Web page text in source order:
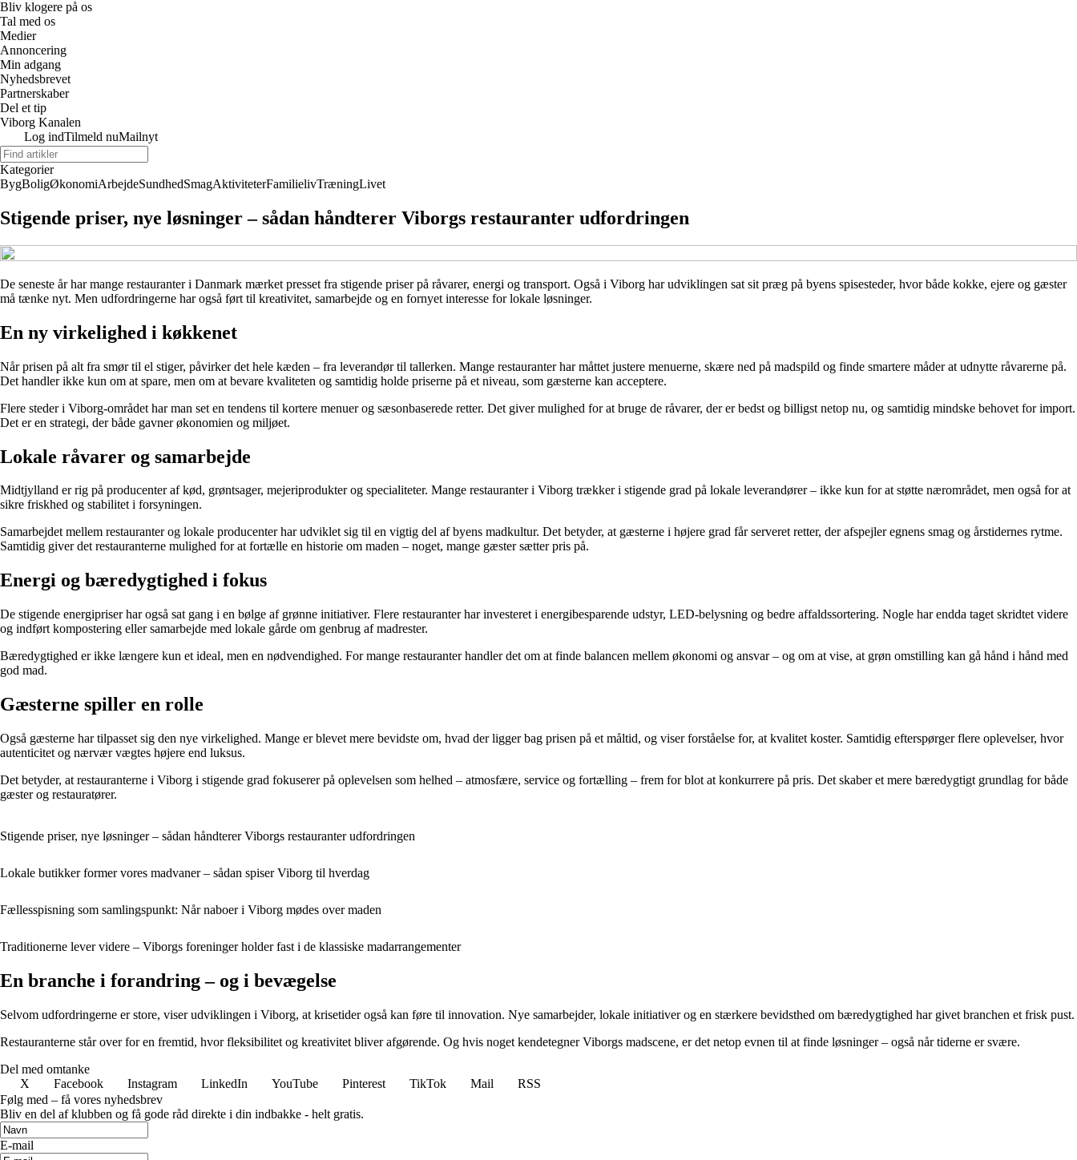
Bliv klogere på os
Tal med os
Medier
Annoncering
Min adgang
Nyhedsbrevet
Partnerskaber
Del et tip
Viborg Kanalen
Log indTilmeld nuMailnyt
Kategorier
BygBoligØkonomiArbejdeSundhedSmagAktiviteterFamilielivTræningLivet
Stigende priser, nye løsninger – sådan håndterer Viborgs restauranter udfordringen
De seneste år har mange restauranter i Danmark mærket presset fra stigende priser på råvarer, energi og transport. Også i Viborg har udviklingen sat sit præg på byens spisesteder, hvor både kokke, ejere og gæster
må tænke nyt. Men udfordringerne har også ført til kreativitet, samarbejde og en fornyet interesse for lokale løsninger.
En ny virkelighed i køkkenet
Når prisen på alt fra smør til el stiger, påvirker det hele kæden – fra leverandør til tallerken. Mange restauranter har måttet justere menuerne, skære ned på madspild og finde smartere måder at udnytte råvarerne på.
Det handler ikke kun om at spare, men om at bevare kvaliteten og samtidig holde priserne på et niveau, som gæsterne kan acceptere.
Flere steder i Viborg-området har man set en tendens til kortere menuer og sæsonbaserede retter. Det giver mulighed for at bruge de råvarer, der er bedst og billigst netop nu, og samtidig mindske behovet for import.
Det er en strategi, der både gavner økonomien og miljøet.
Lokale råvarer og samarbejde
Midtjylland er rig på producenter af kød, grøntsager, mejeriprodukter og specialiteter. Mange restauranter i Viborg trækker i stigende grad på lokale leverandører – ikke kun for at støtte nærområdet, men også for at
sikre friskhed og stabilitet i forsyningen.
Samarbejdet mellem restauranter og lokale producenter har udviklet sig til en vigtig del af byens madkultur. Det betyder, at gæsterne i højere grad får serveret retter, der afspejler egnens smag og årstidernes rytme.
Samtidig giver det restauranterne mulighed for at fortælle en historie om maden – noget, mange gæster sætter pris på.
Energi og bæredygtighed i fokus
De stigende energipriser har også sat gang i en bølge af grønne initiativer. Flere restauranter har investeret i energibesparende udstyr, LED-belysning og bedre affaldssortering. Nogle har endda taget skridtet videre
og indført kompostering eller samarbejde med lokale gårde om genbrug af madrester.
Bæredygtighed er ikke længere kun et ideal, men en nødvendighed. For mange restauranter handler det om at finde balancen mellem økonomi og ansvar – og om at vise, at grøn omstilling kan gå hånd i hånd med
god mad.
Gæsterne spiller en rolle
Også gæsterne har tilpasset sig den nye virkelighed. Mange er blevet mere bevidste om, hvad der ligger bag prisen på et måltid, og viser forståelse for, at kvalitet koster. Samtidig efterspørger flere oplevelser, hvor
autenticitet og nærvær vægtes højere end luksus.
Det betyder, at restauranterne i Viborg i stigende grad fokuserer på oplevelsen som helhed – atmosfære, service og fortælling – frem for blot at konkurrere på pris. Det skaber et mere bæredygtigt grundlag for både
gæster og restauratører.
Stigende priser, nye løsninger – sådan håndterer Viborgs restauranter udfordringen
Lokale butikker former vores madvaner – sådan spiser Viborg til hverdag
Fællesspisning som samlingspunkt: Når naboer i Viborg mødes over maden
Traditionerne lever videre – Viborgs foreninger holder fast i de klassiske madarrangementer
En branche i forandring – og i bevægelse
Selvom udfordringerne er store, viser udviklingen i Viborg, at krisetider også kan føre til innovation. Nye samarbejder, lokale initiativer og en stærkere bevidsthed om bæredygtighed har givet branchen et frisk pust.
Restauranterne står over for en fremtid, hvor fleksibilitet og kreativitet bliver afgørende. Og hvis noget kendetegner Viborgs madscene, er det netop evnen til at finde løsninger – også når tiderne er svære.
Del med omtanke
X
Facebook Instagram LinkedIn YouTube Pinterest TikTok Mail
RSS
Følg med – få vores nyhedsbrev
Bliv en del af klubben og få gode råd direkte i din indbakke - helt gratis.
E-mail